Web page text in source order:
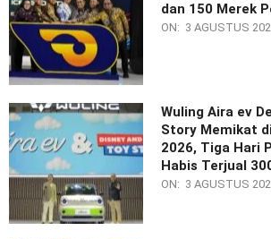
dan 150 Merek
ON: 3 AGUSTUS
Wuling Aira ev
Story Memikat
2026, Tiga Hari
Habis Terjual
ON: 3 AGUSTUS